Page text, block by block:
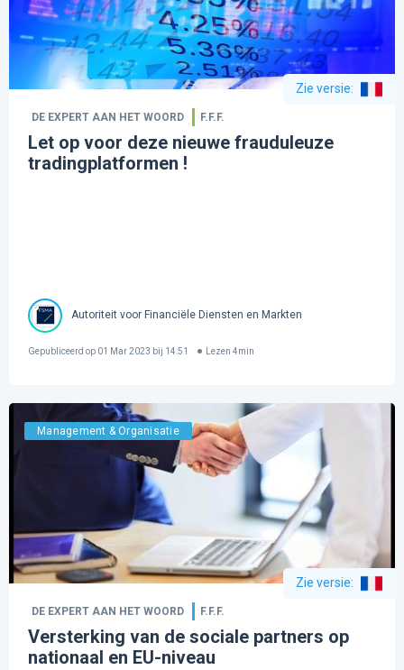
Zie versie:
DE EXPERT AAN HET WOORD F.F.F.
Let op voor deze nieuwe frauduleuze
tradingplatformen !
Autoriteit voor Financiële Diensten en Markten
Gepubliceerd op 01 Mar 2023 bij 14:51 Lezen 4min
Management & Organisatie
Zie versie:
DE EXPERT AAN HET WOORD F.F.F.
Versterking van de sociale partners op
nationaal en EU-niveau